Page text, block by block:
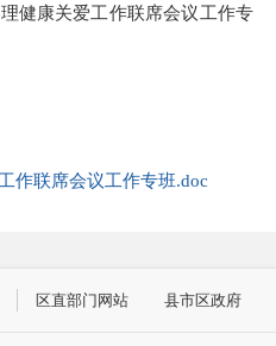
康关爱工作联席会议工作专
作联席会议工作专班.doc
区直部门网站 县市区政府